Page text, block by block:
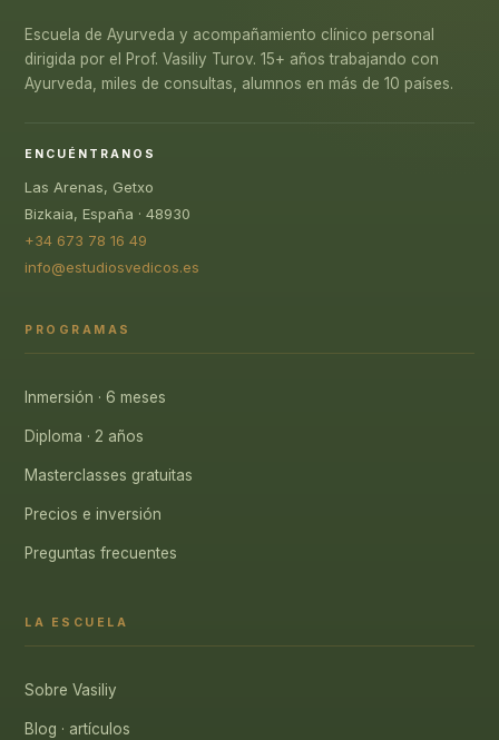
Escuela de Ayurveda y acompañamiento clínico personal
dirigida por el Prof. Vasiliy Turov. 15+ años trabajando con
Ayurveda, miles de consultas, alumnos en más de 10 países.
ENCUÉNTRANOS
Las Arenas, Getxo
Bizkaia, España · 48930
+34 673 78 16 49
info@estudiosvedicos.es
PROGRAMAS
Inmersión · 6 meses
Diploma · 2 años
Masterclasses gratuitas
Precios e inversión
Preguntas frecuentes
LA ESCUELA
Sobre Vasiliy
Blog · artículos